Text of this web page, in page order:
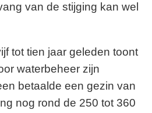
van de stijging kan wel
tot tien jaar geleden toont
waterbeheer zijn
betaalde een gezin van
nog rond de 250 tot 360